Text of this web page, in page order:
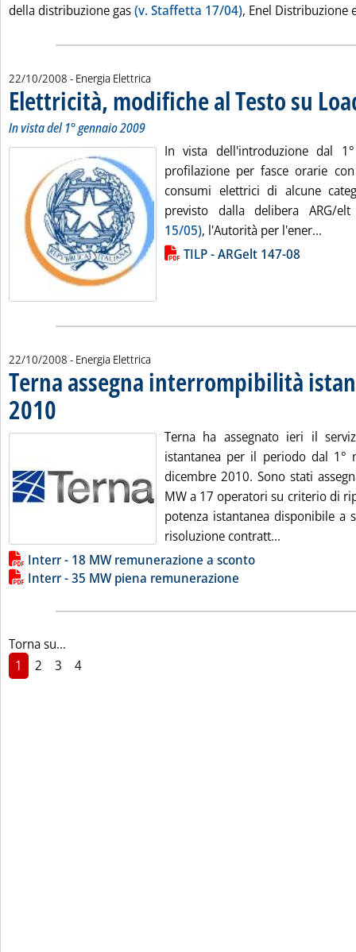
della distribuzione gas(v. Staffetta 17/04), Enel Distribuzione
22/10/2008 - Energia Elettrica
Elettricità, modifiche al Testo su
In vista del 1° gennaio 2009
In vista dell'introduzione dal
profilazione per fasce orarie
consumi elettrici di alcune
previsto dalla delibera ARG/
15/05), l'Autorità per l'ener...
Lista allegati PDF alla notiziaTILP - ARGelt 147-08
22/10/2008 - Energia Elettrica
Terna assegna interrompibilità
2010 . Pubblicata mercoledì 22 ottobre 2008 alle 11.25.
Terna ha assegnato ieri il
istantanea per il periodo dal 1°
dicembre 2010. Sono stati
MW a 17 operatori su criterio di
potenza istantanea disponibile a
risoluzione contratt...
Lista allegati PDF alla notizia
Interr - 18 MW remunerazione a sconto
Interr - 35 MW piena remunerazione
Torna su...
1
2 3 4